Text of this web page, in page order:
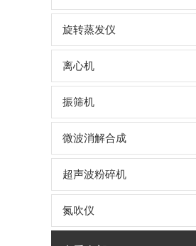
旋转蒸发仪
离心机
振筛机
微波消解合成
超声波粉碎机
氮吹仪